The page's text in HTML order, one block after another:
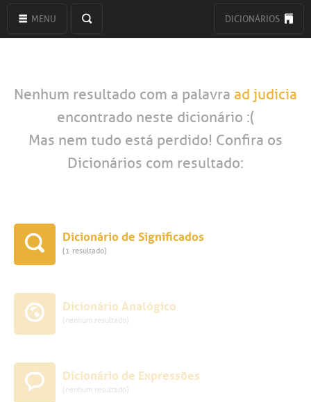
MENU DICIONÁRIOS
Nenhum resultado com a palavra ad judicia
encontrado neste dicionário :(
Mas nem tudo está perdido! Confira os
Dicionários com resultado:
Dicionário de Significados
(1 resultado)
Dicionário Analógico
(nenhum resultado)
Dicionário de Expressões
(nenhum resultado)